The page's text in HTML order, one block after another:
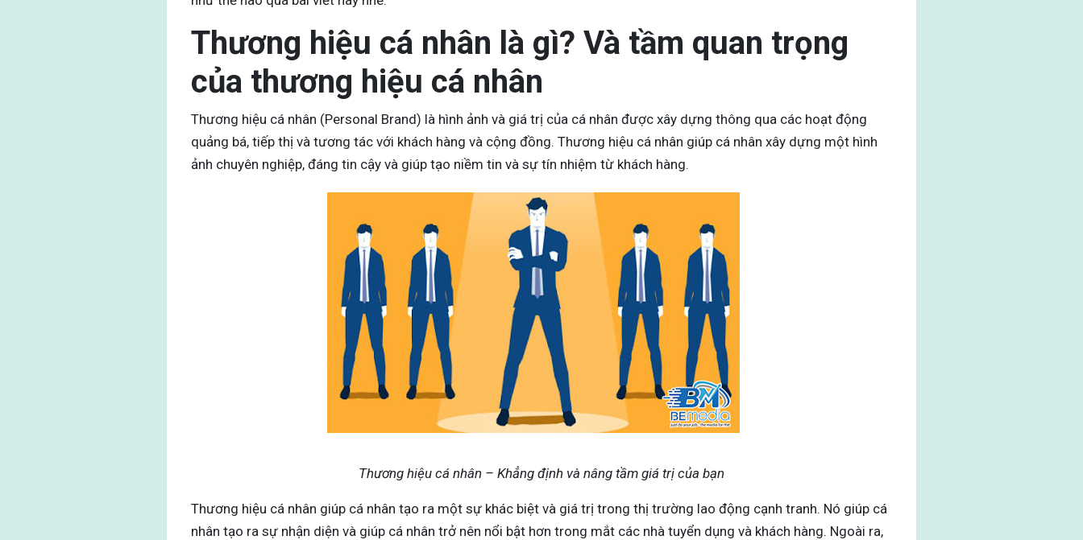
Thương hiệu cá nhân là gì? Và tầm quan trọng
của thương hiệu cá nhân
Thương hiệu cá nhân (Personal Brand) là hình ảnh và giá trị của cá nhân được xây dựng thông qua các hoạt động
quảng bá, tiếp thị và tương tác với khách hàng và cộng đồng. Thương hiệu cá nhân giúp cá nhân xây dựng một hình
ảnh chuyên nghiệp, đáng tin cậy và giúp tạo niềm tin và sự tín nhiệm từ khách hàng.
Thương hiệu cá nhân – Khẳng định và nâng tầm giá trị của bạn
Thương hiệu cá nhân giúp cá nhân tạo ra một sự khác biệt và giá trị trong thị trường lao động cạnh tranh. Nó giúp cá
nhân tạo ra sự nhận diện và giúp cá nhân trở nên nổi bật hơn trong mắt các nhà tuyển dụng và khách hàng. Ngoài ra,